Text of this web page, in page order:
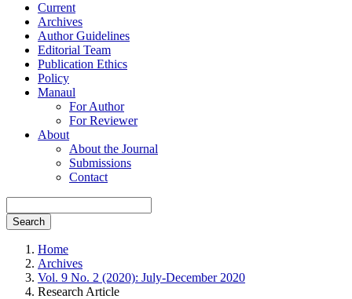
Current
Archives
Author Guidelines
Editorial Team
Publication Ethics
Policy
Manaul
For Author
For Reviewer
About
About the Journal
Submissions
Contact
Search
Home
Archives
Vol. 9 No. 2 (2020): July-December 2020
Research Article